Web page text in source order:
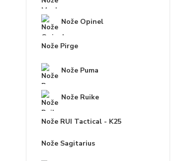
Nože Opinel
Nože Pirge
Nože Puma
Nože Ruike
Nože RUI Tactical - K25
Nože Sagitarius